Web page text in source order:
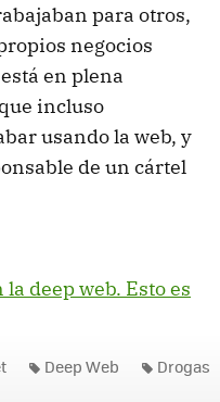
para otros,
negocios
en plena
incluso
usando la web, y
de un cártel
deep web. Esto es
Deep Web Drogas